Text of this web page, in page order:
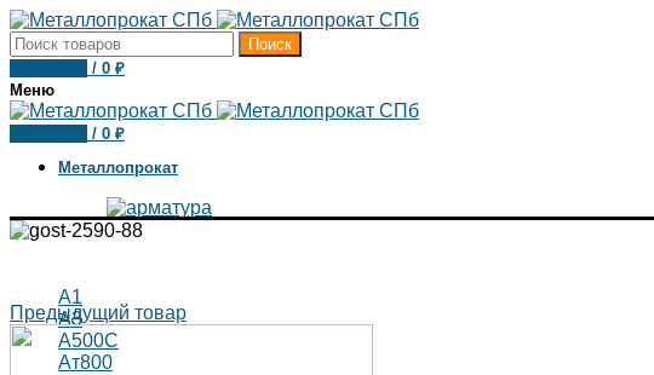
Поиск
/ 0 ₽
Меню
/ 0 ₽
Металлопрокат
А1
А3
А500С
Ат800
Предыдущий товар